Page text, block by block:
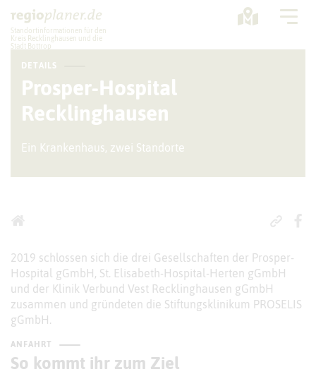
Standortinformationen für den
Kreis Recklinghausen und die
Stadt Bottrop
Planung
Standorte
Statistik
Service
DETAILS
Prosper-Hospital
Recklinghausen
Ein Krankenhaus, zwei Standorte
2019 schlossen sich die drei Gesellschaften der Prosper-
Hospital gGmbH, St. Elisabeth-Hospital-Herten gGmbH
und der Klinik Verbund Vest Recklinghausen gGmbH
zusammen und gründeten die Stiftungsklinikum PROSELIS
gGmbH.
ANFAHRT
So kommt ihr zum Ziel